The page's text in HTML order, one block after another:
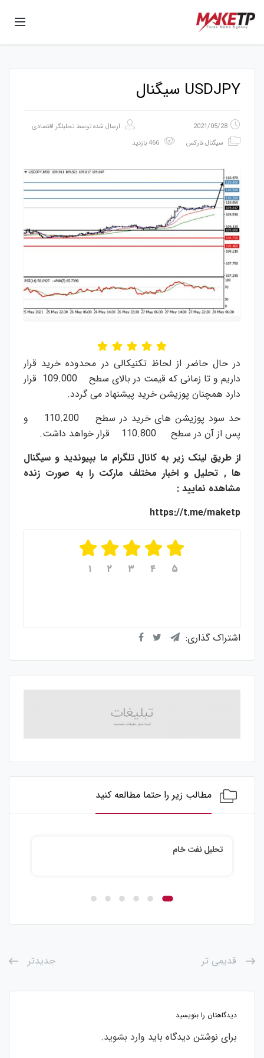
USDJPY سیگنال
2021/05/28 ارسال شده توسط تحلیلگر اقتصادی
سیگنال فارکس
در حال حاضر از لحاظ تکنیکالی در محدوده خرید قرار
داریم و تا زمانی که قیمت در بالای سطح 109.000 قرار
دارد همچنان پوزیشن خرید پیشنهاد می گردد.
حد سود پوزیشن های خرید در سطح 110.200 و
پس از آن در سطح 110.800 قرار خواهد داشت.
از طریق لینک زیر به کانال تلگرام ما بپیوندید و سیگنال
ها , تحلیل و اخبار مختلف مارکت را به صورت زنده
مشاهده نمایید :
https://t.me/maketp
۱ ۲ ۳ ۴ ۵
اشتراک گذاری:
مطالب زیر را حتما مطالعه کنید
تحلیل نفت خام
قدیمی تر جدیدتر
دیدگاهتان را بنویسید
برای نوشتن دیدگاه باید وارد بشوید.